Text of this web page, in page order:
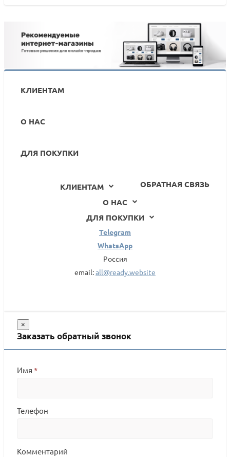
КЛИЕНТАМ
О НАС
ДЛЯ ПОКУПКИ
ОБРАТНАЯ СВЯЗЬ
КЛИЕНТАМ
О НАС
ДЛЯ ПОКУПКИ
Telegram
WhatsApp
Россия
email:all@ready.website
×
Заказать обратный звонок
Имя *
Телефон
Комментарий